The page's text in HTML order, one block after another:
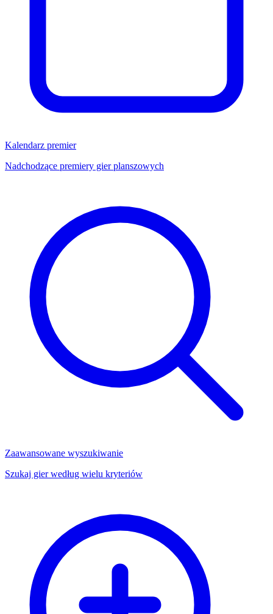
Kalendarz premier
Nadchodzące premiery gier planszowych
Zaawansowane wyszukiwanie
Szukaj gier według wielu kryteriów